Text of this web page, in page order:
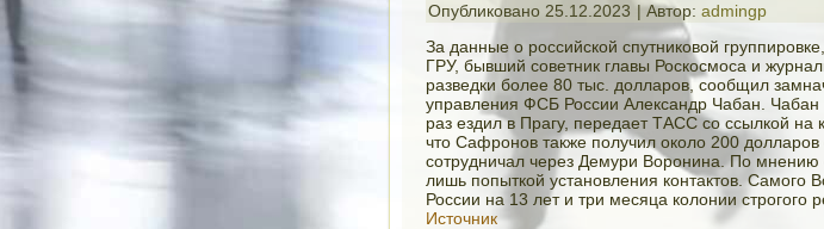
Опубликовано 25.12.2023 |Автор: admingp
За данные о российской спутниковой
ГРУ, бывший советник главы Роскосмоса и
разведки более 80 тыс. долларов, сообщил
управления ФСБ России Александр Чабан.
раз ездил в Прагу, передает ТАСС со ссылкой
что Сафронов также получил около 200 долларов
сотрудничал через Демури Воронина. По мнению
лишь попыткой установления контактов. Самого
России на 13 лет и три месяца колонии строгого
Источник